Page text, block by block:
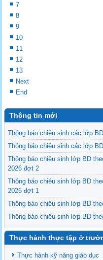
7
8
9
10
11
12
13
Next
End
Thông tin mới
Thông báo chiêu sinh các lớp
Thông báo chiêu sinh các lớp
Thông báo chiêu sinh lớp BD
2026 đợt 2
Thông báo chiêu sinh lớp BD
2026 đợt 1
Thông báo chiêu sinh lớp BD
Thông báo chiêu sinh lớp BD
Thông báo chiêu sinh các lớp
Thông báo chiêu sinh lớp BD
Thực hành thực tập ở
Thực hành kỹ năng giáo dục